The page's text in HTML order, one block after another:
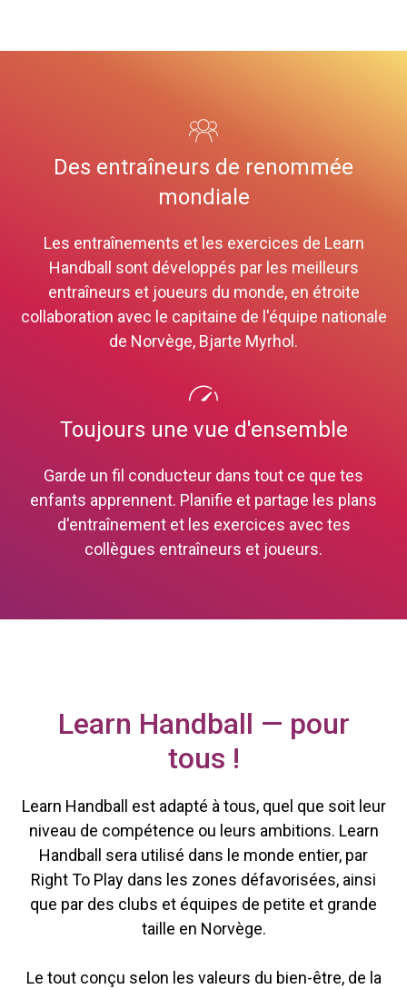
Des entraîneurs de renommée
mondiale
Les entraînements et les exercices de Learn
Handball sont développés par les meilleurs
entraîneurs et joueurs du monde, en étroite
collaboration avec le capitaine de l'équipe nationale
de Norvège, Bjarte Myrhol.
Toujours une vue d'ensemble
Garde un fil conducteur dans tout ce que tes
enfants apprennent. Planifie et partage les plans
d'entraînement et les exercices avec tes
collègues entraîneurs et joueurs.
Learn Handball — pour
tous !
Learn Handball est adapté à tous, quel que soit leur
niveau de compétence ou leurs ambitions. Learn
Handball sera utilisé dans le monde entier, par
Right To Play dans les zones défavorisées, ainsi
que par des clubs et équipes de petite et grande
taille en Norvège.
Le tout conçu selon les valeurs du bien-être, de la